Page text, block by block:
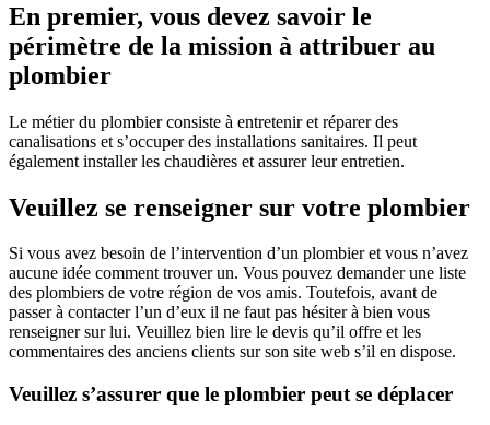
En premier, vous devez savoir le
périmètre de la mission à attribuer au
plombier
Le métier du plombier consiste à entretenir et réparer des
canalisations et s’occuper des installations sanitaires. Il peut
également installer les chaudières et assurer leur entretien.
Veuillez se renseigner sur votre plombier
Si vous avez besoin de l’intervention d’un plombier et vous n’avez
aucune idée comment trouver un. Vous pouvez demander une liste
des plombiers de votre région de vos amis. Toutefois, avant de
passer à contacter l’un d’eux il ne faut pas hésiter à bien vous
renseigner sur lui. Veuillez bien lire le devis qu’il offre et les
commentaires des anciens clients sur son site web s’il en dispose.
Veuillez s’assurer que le plombier peut se déplacer